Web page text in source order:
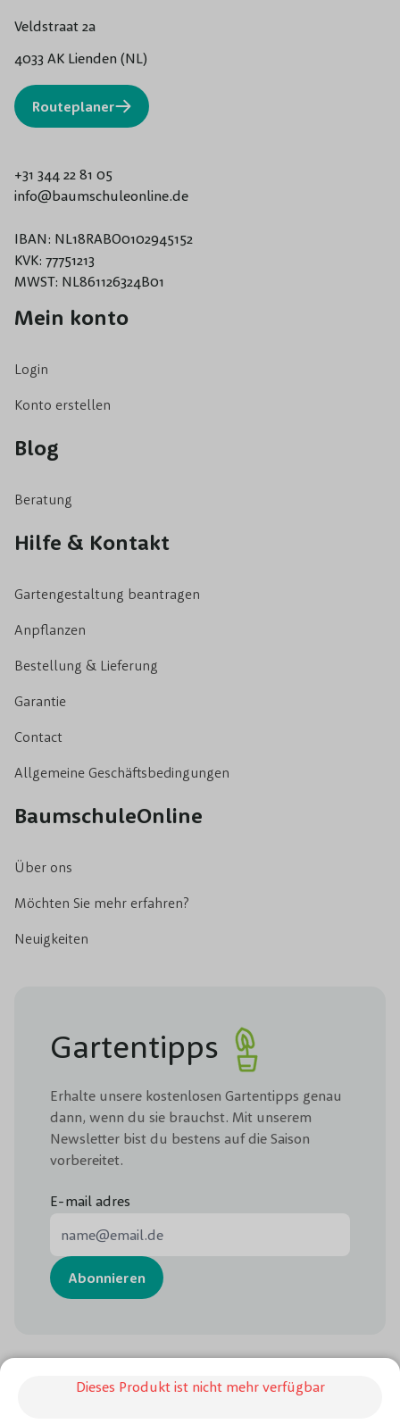
Dieses Produkt ist nicht mehr verfügbar
Veldstraat 2a
4033 AK Lienden (NL)
Routeplaner
+31 344 22 81 05
info@baumschuleonline.de
IBAN: NL18RABO0102945152
KVK: 77751213
MWST: NL861126324B01
Mein konto
Login
Konto erstellen
Blog
Beratung
Hilfe & Kontakt
Gartengestaltung beantragen
Anpflanzen
Bestellung & Lieferung
Garantie
Contact
Allgemeine Geschäftsbedingungen
BaumschuleOnline
Über ons
Möchten Sie mehr erfahren?
Neuigkeiten
Gartentipps
Erhalte unsere kostenlosen Gartentipps genau
dann, wenn du sie brauchst. Mit unserem
Newsletter bist du bestens auf die Saison
vorbereitet.
E-mail adres
Abonnieren
Folge uns: Chat